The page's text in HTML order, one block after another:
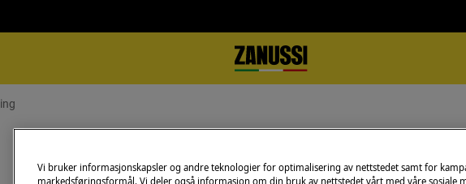
Vi bruker informasjonskapsler og andre teknologier for optimalisering av nettstedet samt for
markedsføringsformål. Vi deler også informasjon om din bruk av nettstedet vårt med våre sosiale